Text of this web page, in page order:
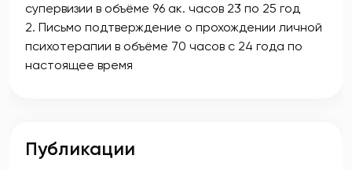
супервизии в объёме 96 ак. часов 23 по 25 год
2. Письмо подтверждение о прохождении личной
психотерапии в объёме 70 часов с 24 года по
настоящее время
Публикации